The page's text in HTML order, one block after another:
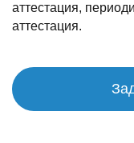
аттестация,
аттестация.